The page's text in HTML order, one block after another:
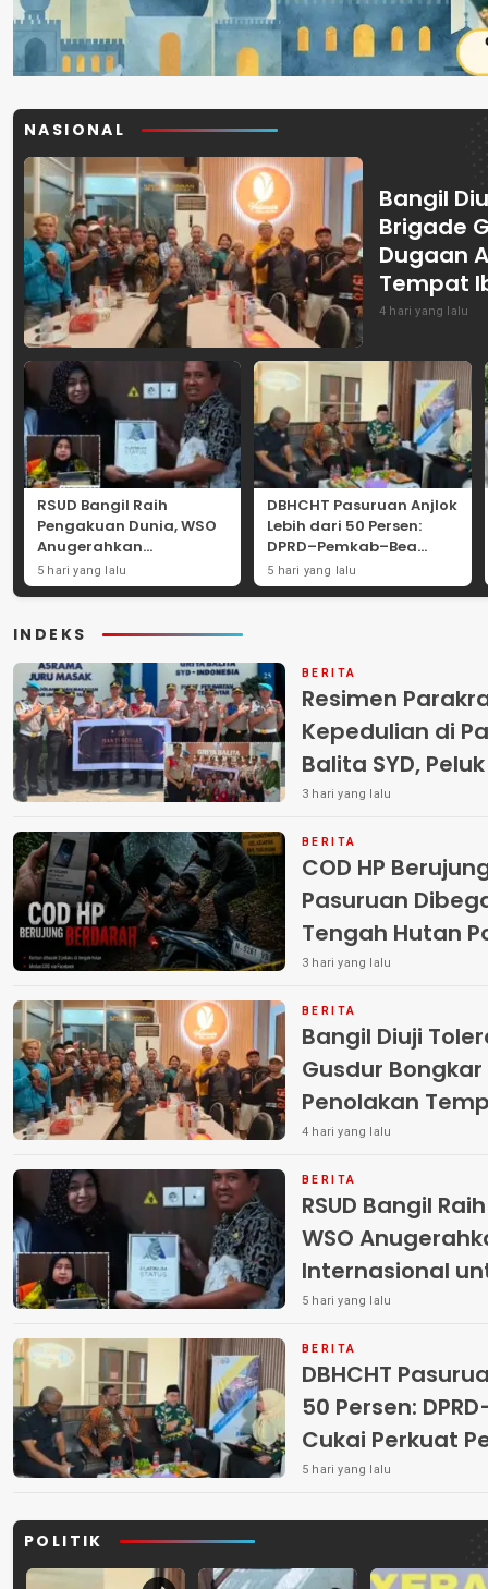
NASIONAL
Bangil
Brigade
Dugaan
Tempat
4 hari yang lalu
RSUD Bangil Raih
Pengakuan Dunia, WSO
Anugerahkan
Penghargaan
Internasional untuk
5 hari yang lalu
DBHCHT Pasuruan Anjlok
Lebih dari 50 Persen:
DPRD–Pemkab–Bea
Cukai Perkuat Perang
Melawan Peredaran
5 hari yang lalu
INDEKS
BERITA
Resimen
Kepedulian di
Balita SYD,
Terlantar
3 hari yang lalu
BERITA
COD HP
Pasuruan
Tengah Hutan Polisi Buru Tiga
Pelaku
3 hari yang lalu
BERITA
Bangil Diuji
Gusdur
Penolakan
4 hari yang lalu
BERITA
RSUD Bangil
WSO
Internasional
5 hari yang lalu
BERITA
DBHCHT
50 Persen:
Cukai Perkuat
Peredaran
5 hari yang lalu
POLITIK